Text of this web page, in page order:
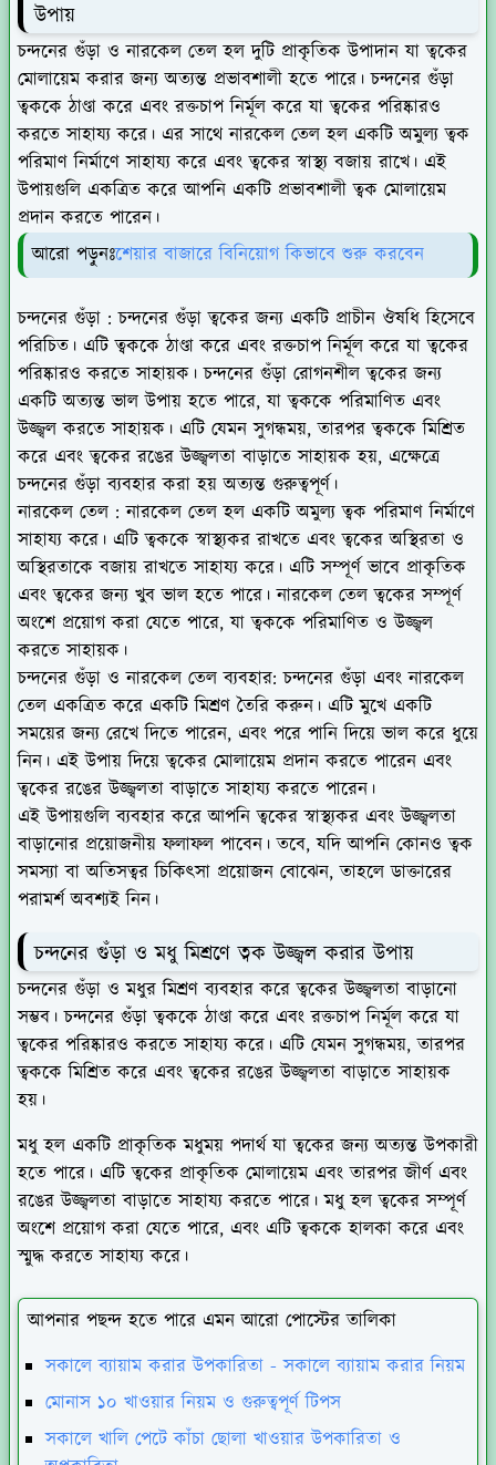
উপায়
চন্দনের গুঁড়া ও নারকেল তেল হল দুটি প্রাকৃতিক উপাদান যা ত্বকের
মোলায়েম করার জন্য অত্যন্ত প্রভাবশালী হতে পারে। চন্দনের গুঁড়া
ত্বককে ঠাণ্ডা করে এবং রক্তচাপ নির্মূল করে যা ত্বকের পরিষ্কারও
করতে সাহায্য করে। এর সাথে নারকেল তেল হল একটি অমুল্য ত্বক
পরিমাণ নির্মাণে সাহায্য করে এবং ত্বকের স্বাস্থ্য বজায় রাখে। এই
উপায়গুলি একত্রিত করে আপনি একটি প্রভাবশালী ত্বক মোলায়েম
প্রদান করতে পারেন।
আরো পড়ুনঃশেয়ার বাজারে বিনিয়োগ কিভাবে শুরু করবেন
চন্দনের গুঁড়া : চন্দনের গুঁড়া ত্বকের জন্য একটি প্রাচীন ঔষধি হিসেবে
পরিচিত। এটি ত্বককে ঠাণ্ডা করে এবং রক্তচাপ নির্মূল করে যা ত্বকের
পরিষ্কারও করতে সাহায়ক। চন্দনের গুঁড়া রোগনশীল ত্বকের জন্য
একটি অত্যন্ত ভাল উপায় হতে পারে, যা ত্বককে পরিমাণিত এবং
উজ্জ্বল করতে সাহায়ক। এটি যেমন সুগন্ধময়, তারপর ত্বককে মিশ্রিত
করে এবং ত্বকের রঙের উজ্জ্বলতা বাড়াতে সাহায়ক হয়, এক্ষেত্রে
চন্দনের গুঁড়া ব্যবহার করা হয় অত্যন্ত গুরুত্বপূর্ণ।
নারকেল তেল : নারকেল তেল হল একটি অমুল্য ত্বক পরিমাণ নির্মাণে
সাহায্য করে। এটি ত্বককে স্বাস্থ্যকর রাখতে এবং ত্বকের অস্থিরতা ও
অস্থিরতাকে বজায় রাখতে সাহায্য করে। এটি সম্পূর্ণ ভাবে প্রাকৃতিক
এবং ত্বকের জন্য খুব ভাল হতে পারে। নারকেল তেল ত্বকের সম্পূর্ণ
অংশে প্রয়োগ করা যেতে পারে, যা ত্বককে পরিমাণিত ও উজ্জ্বল
করতে সাহায়ক।
চন্দনের গুঁড়া ও নারকেল তেল ব্যবহার: চন্দনের গুঁড়া এবং নারকেল
তেল একত্রিত করে একটি মিশ্রণ তৈরি করুন। এটি মুখে একটি
সময়ের জন্য রেখে দিতে পারেন, এবং পরে পানি দিয়ে ভাল করে ধুয়ে
নিন। এই উপায় দিয়ে ত্বকের মোলায়েম প্রদান করতে পারেন এবং
ত্বকের রঙের উজ্জ্বলতা বাড়াতে সাহায্য করতে পারেন।
এই উপায়গুলি ব্যবহার করে আপনি ত্বকের স্বাস্থ্যকর এবং উজ্জ্বলতা
বাড়ানোর প্রয়োজনীয় ফলাফল পাবেন। তবে, যদি আপনি কোনও ত্বক
সমস্যা বা অতিসত্বর চিকিৎসা প্রয়োজন বোঝেন, তাহলে ডাক্তারের
পরামর্শ অবশ্যই নিন।
চন্দনের গুঁড়া ও মধু মিশ্রণে ত্বক উজ্জ্বল করার উপায়
চন্দনের গুঁড়া ও মধুর মিশ্রণ ব্যবহার করে ত্বকের উজ্জ্বলতা বাড়ানো
সম্ভব। চন্দনের গুঁড়া ত্বককে ঠাণ্ডা করে এবং রক্তচাপ নির্মূল করে যা
ত্বকের পরিষ্কারও করতে সাহায্য করে। এটি যেমন সুগন্ধময়, তারপর
ত্বককে মিশ্রিত করে এবং ত্বকের রঙের উজ্জ্বলতা বাড়াতে সাহায়ক
হয়।
মধু হল একটি প্রাকৃতিক মধুময় পদার্থ যা ত্বকের জন্য অত্যন্ত উপকারী
হতে পারে। এটি ত্বকের প্রাকৃতিক মোলায়েম এবং তারপর জীর্ণ এবং
রঙের উজ্জ্বলতা বাড়াতে সাহায্য করতে পারে। মধু হল ত্বকের সম্পূর্ণ
অংশে প্রয়োগ করা যেতে পারে, এবং এটি ত্বককে হালকা করে এবং
স্মুদ্ধ করতে সাহায্য করে।
আপনার পছন্দ হতে পারে এমন আরো পোস্টের তালিকা
সকালে ব্যায়াম করার উপকারিতা - সকালে ব্যায়াম করার নিয়ম
মোনাস ১০ খাওয়ার নিয়ম ও গুরুত্বপূর্ণ টিপস
সকালে খালি পেটে কাঁচা ছোলা খাওয়ার উপকারিতা ও